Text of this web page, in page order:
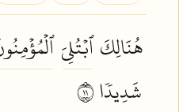
هُنَالِكَٱبۡتُلِيَ
شَدِيدٗا